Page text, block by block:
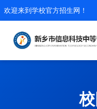
欢迎来到学校官方招生网！